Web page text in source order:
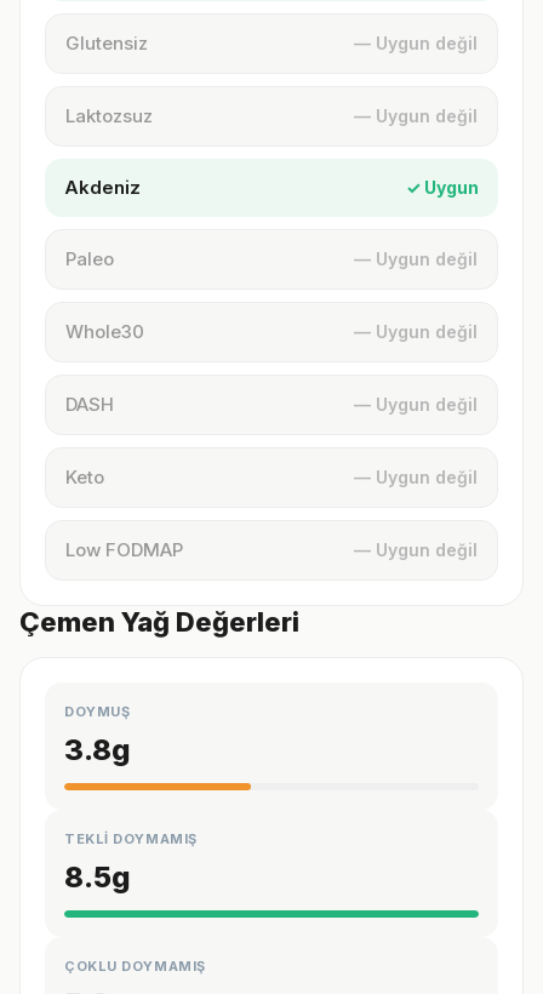
Glutensiz — Uygun değil
Laktozsuz — Uygun değil
Akdeniz ✓ Uygun
Paleo — Uygun değil
Whole30 — Uygun değil
DASH — Uygun değil
Keto — Uygun değil
Low FODMAP — Uygun değil
Çemen Yağ Değerleri
DOYMUŞ
3.8g
TEKLİ DOYMAMIŞ
8.5g
ÇOKLU DOYMAMIŞ